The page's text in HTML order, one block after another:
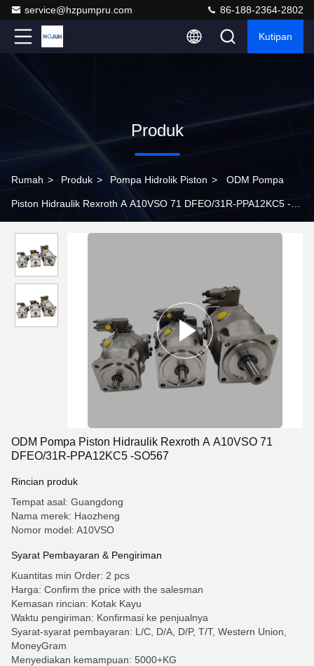
service@hzpumpru.com 86-188-2364-2802
Kutipan
Produk
Rumah > Produk > Pompa Hidrolik Piston > ODM Pompa
Piston Hidraulik Rexroth A A10VSO 71 DFEO/31R-PPA12KC5 -
ODM Pompa Piston Hidraulik Rexroth A A10VSO 71
DFEO/31R-PPA12KC5 -SO567
Rincian produk
Tempat asal: Guangdong
Nama merek: Haozheng
Nomor model: A10VSO
Syarat Pembayaran & Pengiriman
Kuantitas min Order: 2 pcs
Harga: Confirm the price with the salesman
Kemasan rincian: Kotak Kayu
Waktu pengiriman: Konfirmasi ke penjualnya
Syarat-syarat pembayaran: L/C, D/A, D/P, T/T, Western Union,
MoneyGram
Menyediakan kemampuan: 5000+KG